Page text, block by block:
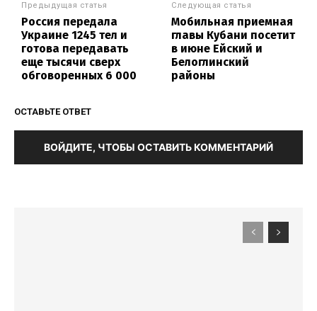
Предыдущая статья
Россия передала
Украине 1245 тел и
готова передавать
еще тысячи сверх
обговоренных 6 000
Следующая статья
Мобильная приемная
главы Кубани посетит
в июне Ейский и
Белоглинский
районы
ОСТАВЬТЕ ОТВЕТ
ВОЙДИТЕ, ЧТОБЫ ОСТАВИТЬ КОММЕНТАРИЙ